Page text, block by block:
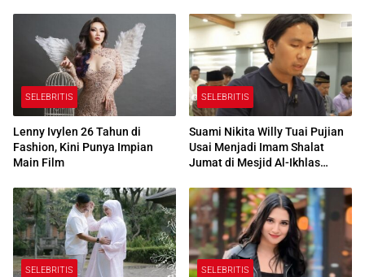
SELEBRITIS
Lenny Ivylen 26 Tahun di
Fashion, Kini Punya Impian
Main Film
SELEBRITIS
Suami Nikita Willy Tuai Pujian
Usai Menjadi Imam Shalat
Jumat di Mesjid Al-Ikhlas
SELEBRITIS SELEBRITIS